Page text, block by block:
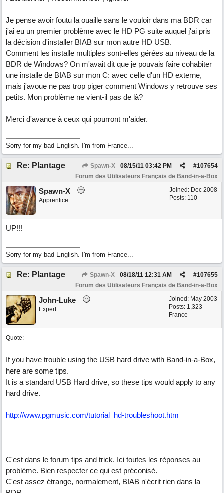
Je pense avoir foutu la ouaille sans le vouloir dans ma BDR car
j'ai eu un premier problème avec le HD PG suite auquel j'ai pris
la décision d'installer BIAB sur mon autre HD USB.
Comment les installe multiples sont-elles gérées au niveau de la
BDR de Windows? On m'avait dit que je pouvais faire cohabiter
une installe de BIAB sur mon C: avec celle d'un HD externe,
mais j'avoue ne pas trop piger comment Windows y retrouve ses
petits. Mon problème ne vient-il pas de là?
Merci d'avance à ceux qui pourront m'aider.
Sorry for my bad English. I'm from France...
Re: Plantage Spawn-X #107654
08/15/11 03:42 PM
Forum des Utilisateurs Français de Band-in-a-Box
Joined: Dec 2008
Posts: 110
Spawn-X
Apprentice
UP!!!
Sorry for my bad English. I'm from France...
Re: Plantage Spawn-X #107655
08/18/11 12:31 AM
Forum des Utilisateurs Français de Band-in-a-Box
Joined: May 2003
Posts: 1,323
France
John-Luke
Expert
Quote:
If you have trouble using the USB hard drive with Band-in-a-Box,
here are some tips.
It is a standard USB Hard drive, so these tips would apply to any
hard drive.
http://www.pgmusic.com/tutorial_hd-troubleshoot.htm
C'est dans le forum tips and trick. Ici toutes les réponses au
problème. Bien respecter ce qui est préconisé.
C'est assez étrange, normalement, BIAB n'écrit rien dans la